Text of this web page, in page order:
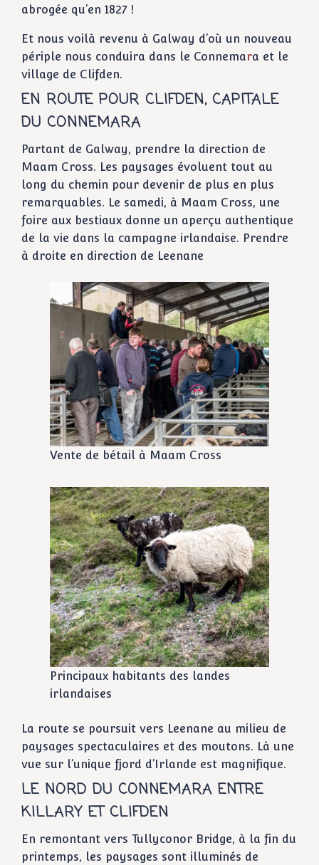
abrogée qu’en 1827 !
Et nous voilà revenu à Galway d’où un nouveau
périple nous conduira dans le Connemara et le
village de Clifden.
EN ROUTE POUR CLIFDEN, CAPITALE
DU CONNEMARA
Partant de Galway, prendre la direction de
Maam Cross. Les paysages évoluent tout au
long du chemin pour devenir de plus en plus
remarquables. Le samedi, à Maam Cross, une
foire aux bestiaux donne un aperçu authentique
de la vie dans la campagne irlandaise. Prendre
à droite en direction de Leenane
Vente de bétail à Maam Cross
Principaux habitants des landes
irlandaises
La route se poursuit vers Leenane au milieu de
paysages spectaculaires et des moutons. Là une
vue sur l’unique fjord d’Irlande est magnifique.
LE NORD DU CONNEMARA ENTRE
KILLARY ET CLIFDEN
En remontant vers Tullyconor Bridge, à la fin du
printemps, les paysages sont illuminés de